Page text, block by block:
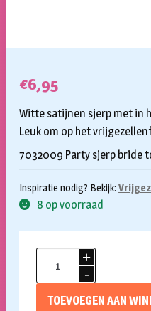
€6,95
Witte satijnen sjerp met in
Leuk om op het
7032009 Party sjerp bride
Inspiratie nodig? Bekijk:
8 op voorraad
bride
TOEVOEGEN AAN